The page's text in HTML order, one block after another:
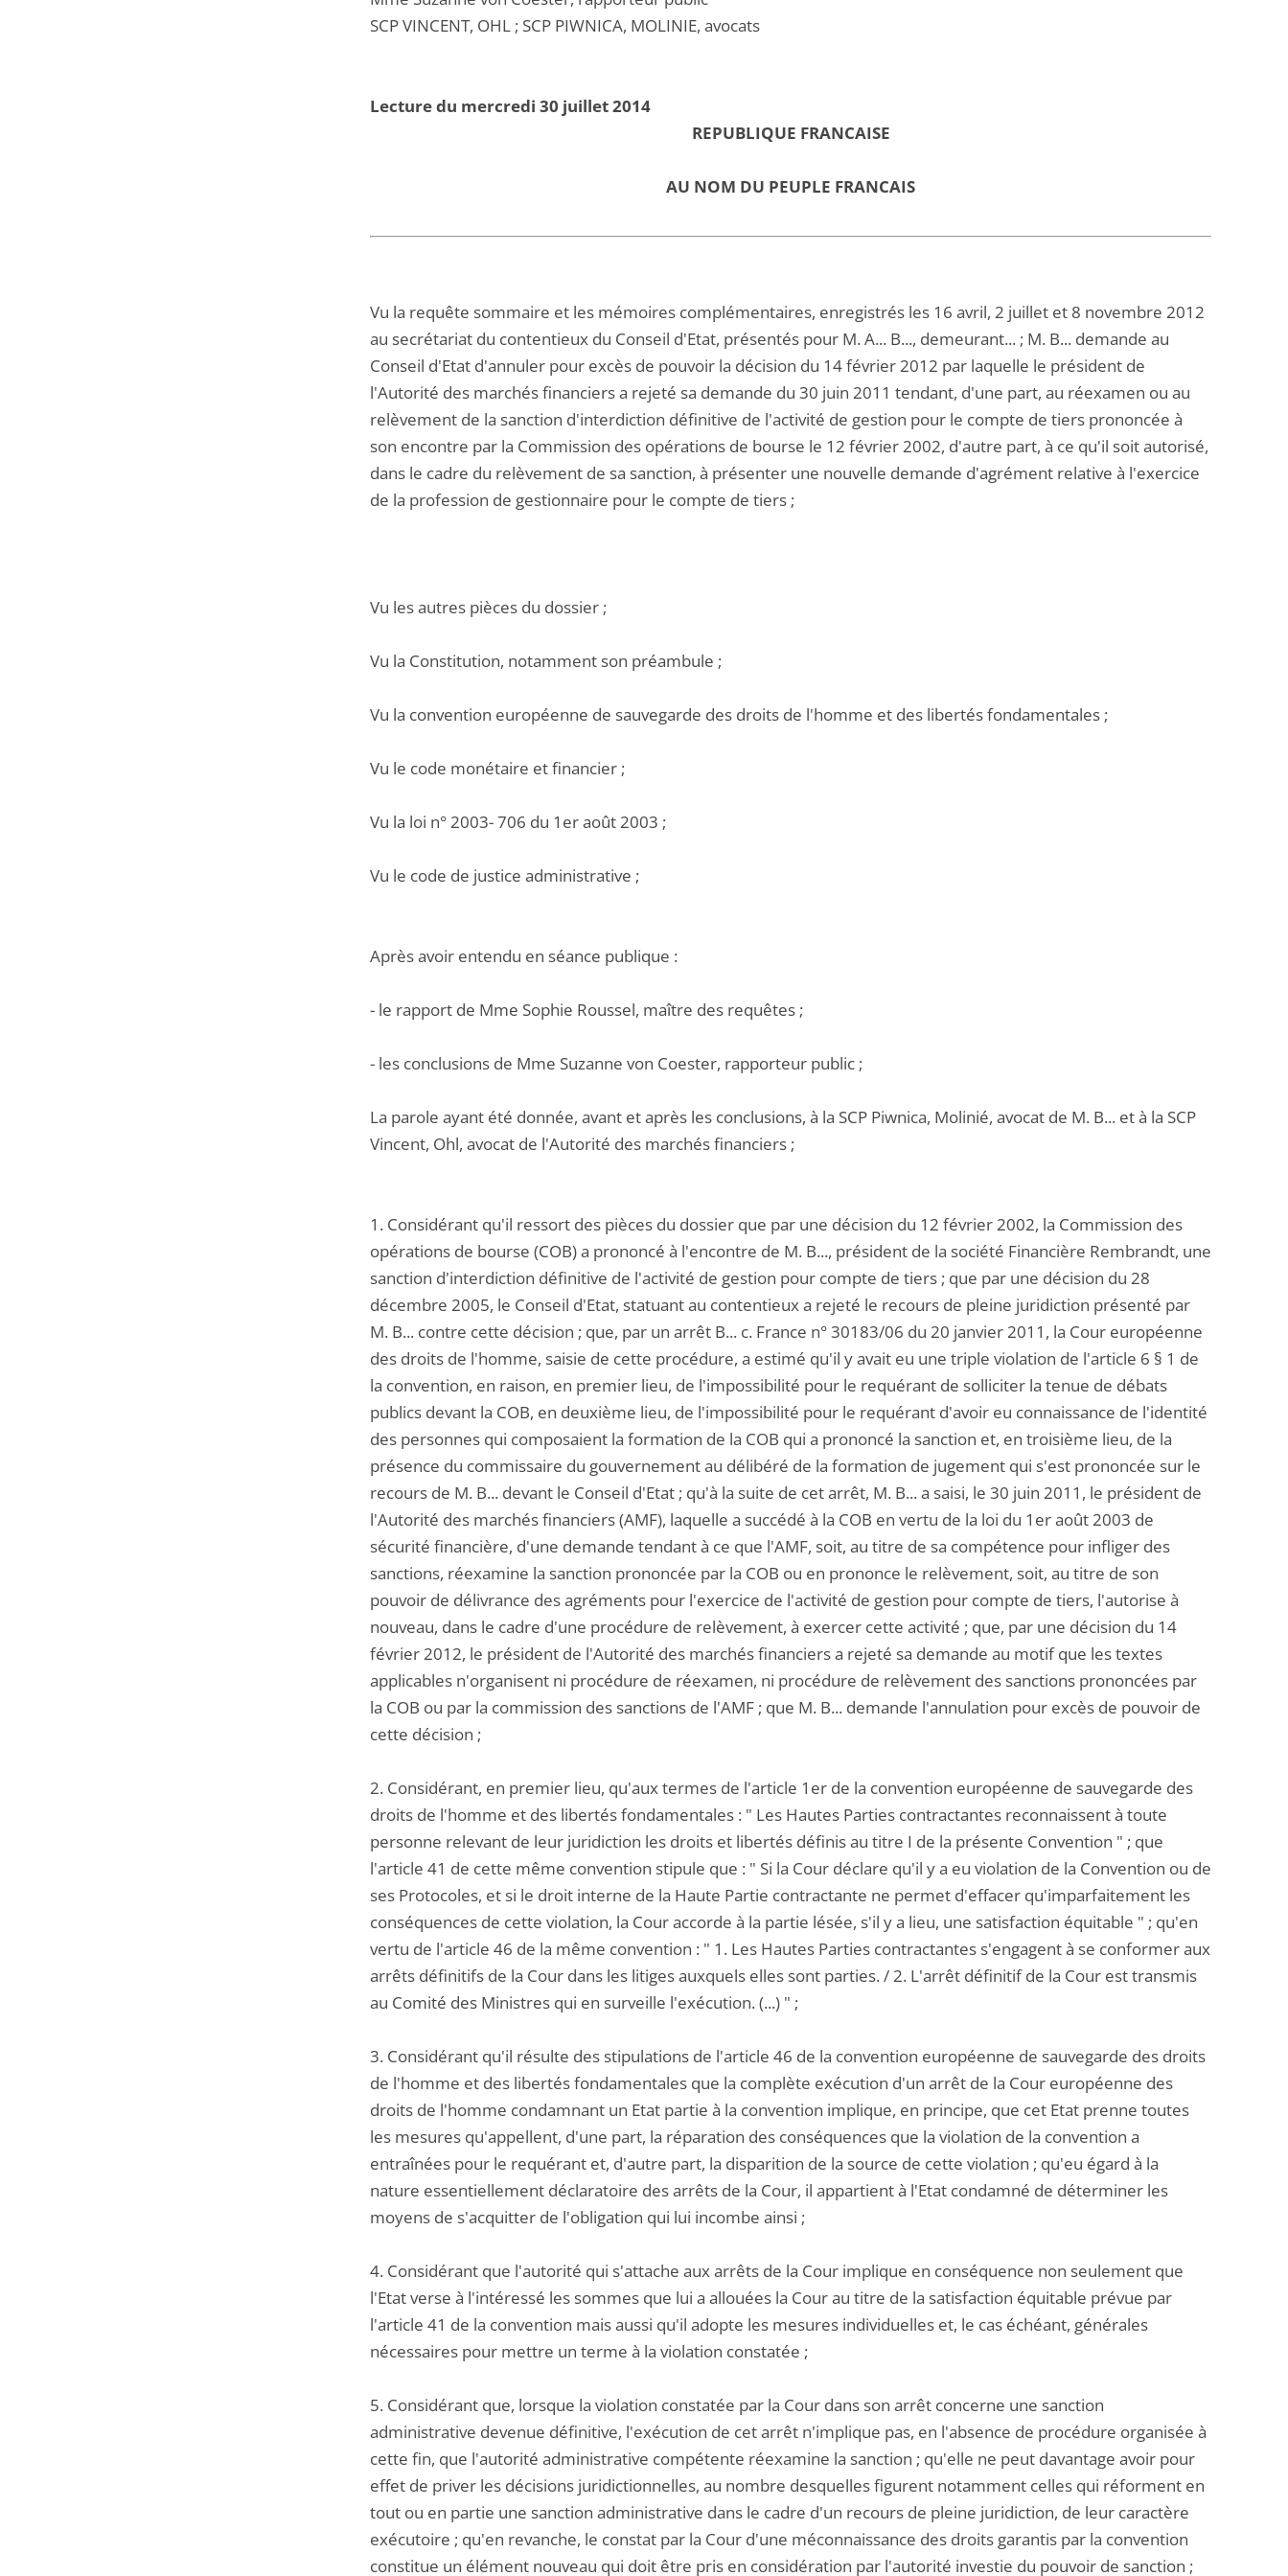
SCP VINCENT, OHL ; SCP PIWNICA, MOLINIE, avocats
Lecture du mercredi 30 juillet 2014
REPUBLIQUE FRANCAISE
AU NOM DU PEUPLE FRANCAIS
Vu la requête sommaire et les mémoires complémentaires, enregistrés les 16 avril, 2 juillet et 8 novembre 2012
au secrétariat du contentieux du Conseil d'Etat, présentés pour M. A... B..., demeurant... ; M. B... demande au
Conseil d'Etat d'annuler pour excès de pouvoir la décision du 14 février 2012 par laquelle le président de
l'Autorité des marchés financiers a rejeté sa demande du 30 juin 2011 tendant, d'une part, au réexamen ou au
relèvement de la sanction d'interdiction définitive de l'activité de gestion pour le compte de tiers prononcée à
son encontre par la Commission des opérations de bourse le 12 février 2002, d'autre part, à ce qu'il soit autorisé,
dans le cadre du relèvement de sa sanction, à présenter une nouvelle demande d'agrément relative à l'exercice
de la profession de gestionnaire pour le compte de tiers ;
Vu les autres pièces du dossier ;
Vu la Constitution, notamment son préambule ;
Vu la convention européenne de sauvegarde des droits de l'homme et des libertés fondamentales ;
Vu le code monétaire et financier ;
Vu la loi n° 2003- 706 du 1er août 2003 ;
Vu le code de justice administrative ;
Après avoir entendu en séance publique :
- le rapport de Mme Sophie Roussel, maître des requêtes ;
- les conclusions de Mme Suzanne von Coester, rapporteur public ;
La parole ayant été donnée, avant et après les conclusions, à la SCP Piwnica, Molinié, avocat de M. B... et à la SCP
Vincent, Ohl, avocat de l'Autorité des marchés financiers ;
1. Considérant qu'il ressort des pièces du dossier que par une décision du 12 février 2002, la Commission des
opérations de bourse (COB) a prononcé à l'encontre de M. B..., président de la société Financière Rembrandt, une
sanction d'interdiction définitive de l'activité de gestion pour compte de tiers ; que par une décision du 28
décembre 2005, le Conseil d'Etat, statuant au contentieux a rejeté le recours de pleine juridiction présenté par
M. B... contre cette décision ; que, par un arrêt B... c. France n° 30183/06 du 20 janvier 2011, la Cour européenne
des droits de l'homme, saisie de cette procédure, a estimé qu'il y avait eu une triple violation de l'article 6 § 1 de
la convention, en raison, en premier lieu, de l'impossibilité pour le requérant de solliciter la tenue de débats
publics devant la COB, en deuxième lieu, de l'impossibilité pour le requérant d'avoir eu connaissance de l'identité
des personnes qui composaient la formation de la COB qui a prononcé la sanction et, en troisième lieu, de la
présence du commissaire du gouvernement au délibéré de la formation de jugement qui s'est prononcée sur le
recours de M. B... devant le Conseil d'Etat ; qu'à la suite de cet arrêt, M. B... a saisi, le 30 juin 2011, le président de
l'Autorité des marchés financiers (AMF), laquelle a succédé à la COB en vertu de la loi du 1er août 2003 de
sécurité financière, d'une demande tendant à ce que l'AMF, soit, au titre de sa compétence pour infliger des
sanctions, réexamine la sanction prononcée par la COB ou en prononce le relèvement, soit, au titre de son
pouvoir de délivrance des agréments pour l'exercice de l'activité de gestion pour compte de tiers, l'autorise à
nouveau, dans le cadre d'une procédure de relèvement, à exercer cette activité ; que, par une décision du 14
février 2012, le président de l'Autorité des marchés financiers a rejeté sa demande au motif que les textes
applicables n'organisent ni procédure de réexamen, ni procédure de relèvement des sanctions prononcées par
la COB ou par la commission des sanctions de l'AMF ; que M. B... demande l'annulation pour excès de pouvoir de
cette décision ;
2. Considérant, en premier lieu, qu'aux termes de l'article 1er de la convention européenne de sauvegarde des
droits de l'homme et des libertés fondamentales : " Les Hautes Parties contractantes reconnaissent à toute
personne relevant de leur juridiction les droits et libertés définis au titre I de la présente Convention " ; que
l'article 41 de cette même convention stipule que : " Si la Cour déclare qu'il y a eu violation de la Convention ou de
ses Protocoles, et si le droit interne de la Haute Partie contractante ne permet d'effacer qu'imparfaitement les
conséquences de cette violation, la Cour accorde à la partie lésée, s'il y a lieu, une satisfaction équitable " ; qu'en
vertu de l'article 46 de la même convention : " 1. Les Hautes Parties contractantes s'engagent à se conformer aux
arrêts définitifs de la Cour dans les litiges auxquels elles sont parties. / 2. L'arrêt définitif de la Cour est transmis
au Comité des Ministres qui en surveille l'exécution. (...) " ;
3. Considérant qu'il résulte des stipulations de l'article 46 de la convention européenne de sauvegarde des droits
de l'homme et des libertés fondamentales que la complète exécution d'un arrêt de la Cour européenne des
droits de l'homme condamnant un Etat partie à la convention implique, en principe, que cet Etat prenne toutes
les mesures qu'appellent, d'une part, la réparation des conséquences que la violation de la convention a
entraînées pour le requérant et, d'autre part, la disparition de la source de cette violation ; qu'eu égard à la
nature essentiellement déclaratoire des arrêts de la Cour, il appartient à l'Etat condamné de déterminer les
moyens de s'acquitter de l'obligation qui lui incombe ainsi ;
4. Considérant que l'autorité qui s'attache aux arrêts de la Cour implique en conséquence non seulement que
l'Etat verse à l'intéressé les sommes que lui a allouées la Cour au titre de la satisfaction équitable prévue par
l'article 41 de la convention mais aussi qu'il adopte les mesures individuelles et, le cas échéant, générales
nécessaires pour mettre un terme à la violation constatée ;
5. Considérant que, lorsque la violation constatée par la Cour dans son arrêt concerne une sanction
administrative devenue définitive, l'exécution de cet arrêt n'implique pas, en l'absence de procédure organisée à
cette fin, que l'autorité administrative compétente réexamine la sanction ; qu'elle ne peut davantage avoir pour
effet de priver les décisions juridictionnelles, au nombre desquelles figurent notamment celles qui réforment en
tout ou en partie une sanction administrative dans le cadre d'un recours de pleine juridiction, de leur caractère
exécutoire ; qu'en revanche, le constat par la Cour d'une méconnaissance des droits garantis par la convention
constitue un élément nouveau qui doit être pris en considération par l'autorité investie du pouvoir de sanction ;